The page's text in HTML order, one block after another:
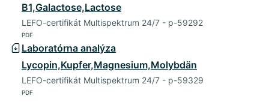
B1,Galactose,Lactose
LEFO-certifikát Multispektrum 24/7 - p-59292
PDF
Laboratórna analýza
Lycopin,Kupfer,Magnesium,Molybdän
LEFO-certifikát Multispektrum 24/7 - p-59329
PDF